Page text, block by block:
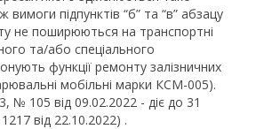
підпунктів “б” та “в” абзацу
не поширюються на транспортні
та/або спеціального
функції ремонту залізничних
мобільні марки КСМ-005).
№ 105 від 09.02.2022 - діє до 31
від 22.10.2022) .